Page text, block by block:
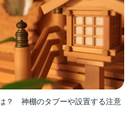
？ 神棚のタブーや設置する注意